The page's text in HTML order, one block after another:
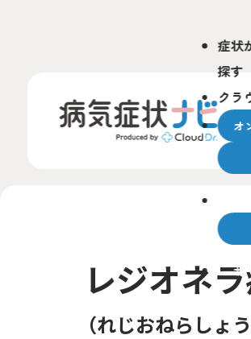
症状
探す
クラ
オ
サ
レジオネ
れじおねらしょう